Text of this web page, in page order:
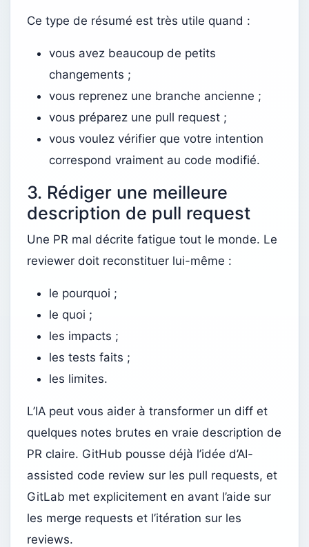
Ce type de résumé est très utile quand :
vous avez beaucoup de petits
changements ;
vous reprenez une branche ancienne ;
vous préparez une pull request ;
vous voulez vérifier que votre intention
correspond vraiment au code modifié.
3. Rédiger une meilleure
description de pull request
Une PR mal décrite fatigue tout le monde. Le
reviewer doit reconstituer lui-même :
le pourquoi ;
le quoi ;
les impacts ;
les tests faits ;
les limites.
L’IA peut vous aider à transformer un diff et
quelques notes brutes en vraie description de
PR claire. GitHub pousse déjà l’idée d’AI-
assisted code review sur les pull requests, et
GitLab met explicitement en avant l’aide sur
les merge requests et l’itération sur les
reviews.